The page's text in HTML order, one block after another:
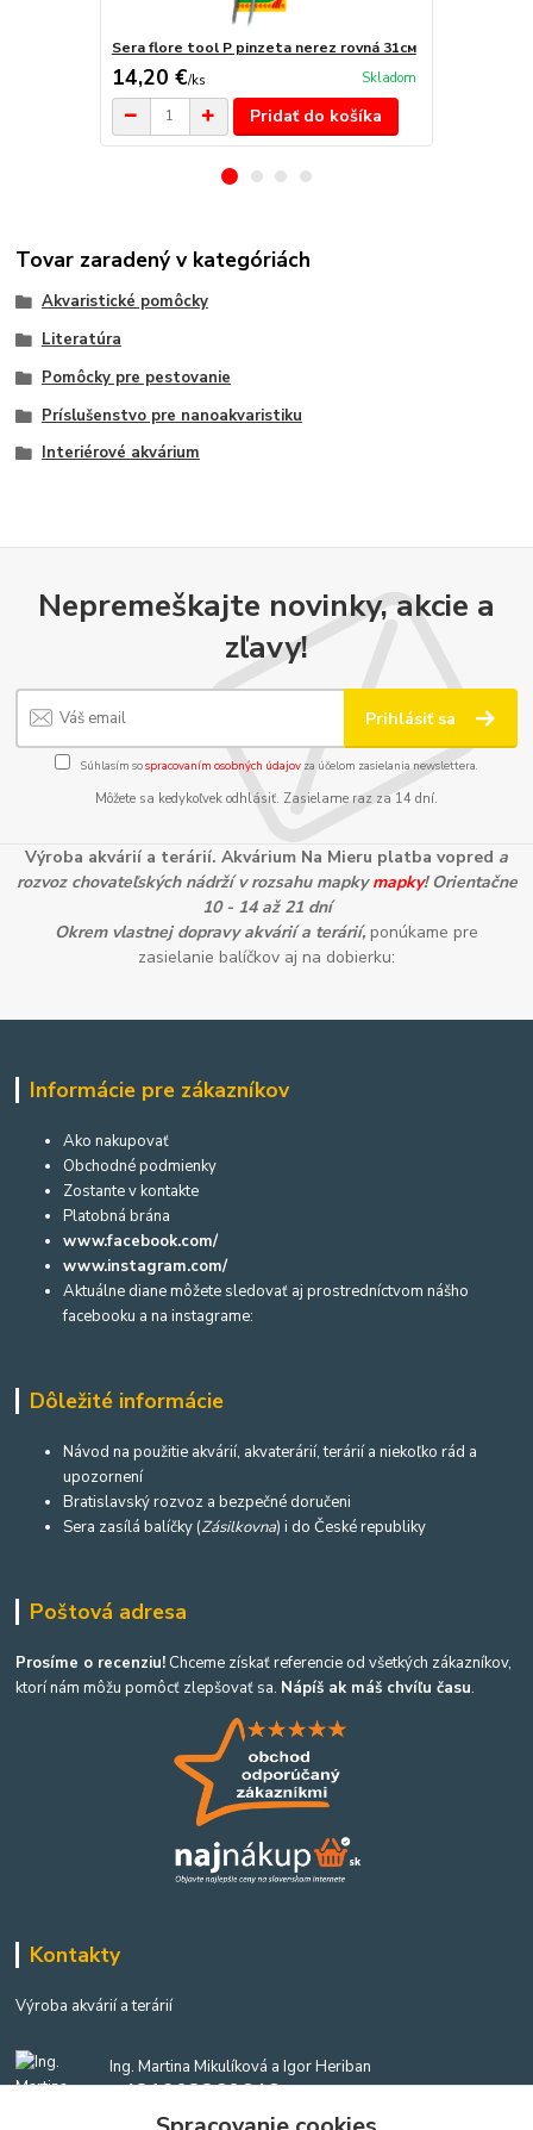
Sera flore tool P pinzeta nerez rovná 31см
14,20 €/ks Skladom
Pridať do košíka
Tovar zaradený v kategóriách
Akvaristické pomôcky
Literatúra
Pomôcky pre pestovanie
Príslušenstvo pre nanoakvaristiku
Interiérové akvárium
Nepremeškajte novinky, akcie a
zľavy!
Prihlásiť sa
Súhlasím sospracovaním osobných údajov za účelom zasielania newslettera.
Môžete sa kedykoľvek odhlásiť. Zasielame raz za 14 dní.
Výroba akvárií a terárií. Akvárium Na Mieru platba vopred a
rozvoz chovateľských nádrží v rozsahu mapkymapky! Orientačne
10 - 14 až 21 dní
Okrem vlastnej dopravy akvárií a terárií, ponúkame pre
zasielanie balíčkov aj na dobierku:
Informácie pre zákazníkov
Ako nakupovať
Obchodné podmienky
Zostante v kontakte
Platobná brána
www.facebook.com/
www.instagram.com/
Aktuálne diane môžete sledovať aj prostredníctvom nášho
facebooku a na instagrame:
Dôležité informácie
Návod na použitie akvárií, akvaterárií, terárií a niekoľko rád a
upozornení
Bratislavský rozvoz a bezpečné doručeni
Sera zasílá balíčky (Zásilkovna) i do České republiky
Poštová adresa
Prosíme o recenziu! Chceme získať referencie od všetkých zákazníkov,
ktorí nám môžu pomôcť zlepšovať sa. Nápíš ak máš chvíľu času.
Kontakty
Výroba akvárií a terárií
Ing. Martina Mikulíková a Igor Heriban
+421903360646
(Po-Pia, 8-16 hod.)